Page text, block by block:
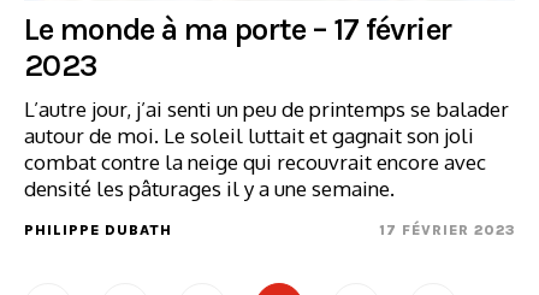
Le monde à ma porte – 17 février
2023
L’autre jour, j’ai senti un peu de printemps se balader
autour de moi. Le soleil luttait et gagnait son joli
combat contre la neige qui recouvrait encore avec
densité les pâturages il y a une semaine.
PHILIPPE DUBATH 17 FÉVRIER 2023